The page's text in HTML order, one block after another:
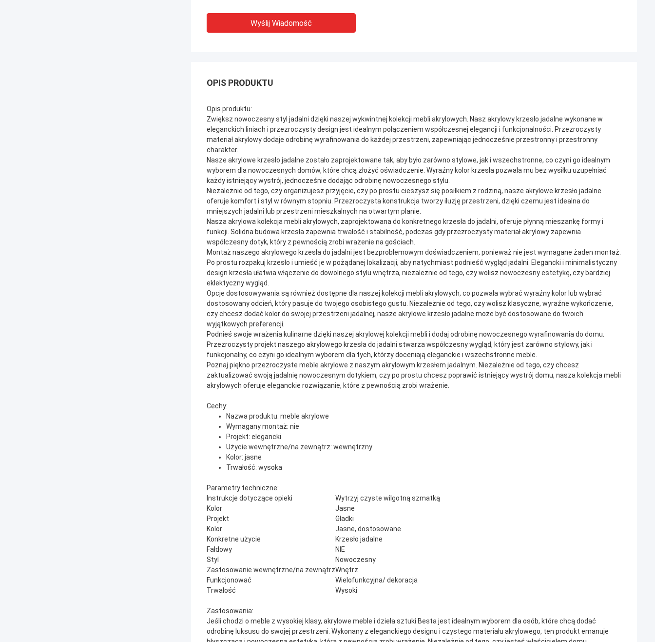
Wyślij Wiadomość
OPIS PRODUKTU
Opis produktu:
Zwiększ nowoczesny styl jadalni dzięki naszej wykwintnej kolekcji mebli akrylowych. Nasz akrylowy krzesło jadalne wykonane w
eleganckich liniach i przezroczysty design jest idealnym połączeniem współczesnej elegancji i funkcjonalności. Przezroczysty
materiał akrylowy dodaje odrobinę wyrafinowania do każdej przestrzeni, zapewniając jednocześnie przestronny i przestronny
charakter.
Nasze akrylowe krzesło jadalne zostało zaprojektowane tak, aby było zarówno stylowe, jak i wszechstronne, co czyni go idealnym
wyborem dla nowoczesnych domów, które chcą złożyć oświadczenie. Wyraźny kolor krzesła pozwala mu bez wysiłku uzupełniać
każdy istniejący wystrój, jednocześnie dodając odrobinę nowoczesnego stylu.
Niezależnie od tego, czy organizujesz przyjęcie, czy po prostu cieszysz się posiłkiem z rodziną, nasze akrylowe krzesło jadalne
oferuje komfort i styl w równym stopniu. Przezroczysta konstrukcja tworzy iluzję przestrzeni, dzięki czemu jest idealna do
mniejszych jadalni lub przestrzeni mieszkalnych na otwartym planie.
Nasza akrylowa kolekcja mebli akrylowych, zaprojektowana do konkretnego krzesła do jadalni, oferuje płynną mieszankę formy i
funkcji. Solidna budowa krzesła zapewnia trwałość i stabilność, podczas gdy przezroczysty materiał akrylowy zapewnia
współczesny dotyk, który z pewnością zrobi wrażenie na gościach.
Montaż naszego akrylowego krzesła do jadalni jest bezproblemowym doświadczeniem, ponieważ nie jest wymagane żaden montaż.
Po prostu rozpakuj krzesło i umieść je w pożądanej lokalizacji, aby natychmiast podnieść wygląd jadalni. Elegancki i minimalistyczny
design krzesła ułatwia włączenie do dowolnego stylu wnętrza, niezależnie od tego, czy wolisz nowoczesny estetykę, czy bardziej
eklektyczny wygląd.
Opcje dostosowywania są również dostępne dla naszej kolekcji mebli akrylowych, co pozwala wybrać wyraźny kolor lub wybrać
dostosowany odcień, który pasuje do twojego osobistego gustu. Niezależnie od tego, czy wolisz klasyczne, wyraźne wykończenie,
czy chcesz dodać kolor do swojej przestrzeni jadalnej, nasze akrylowe krzesło jadalne może być dostosowane do twoich
wyjątkowych preferencji.
Podnieś swoje wrażenia kulinarne dzięki naszej akrylowej kolekcji mebli i dodaj odrobinę nowoczesnego wyrafinowania do domu.
Przezroczysty projekt naszego akrylowego krzesła do jadalni stwarza współczesny wygląd, który jest zarówno stylowy, jak i
funkcjonalny, co czyni go idealnym wyborem dla tych, którzy doceniają eleganckie i wszechstronne meble.
Poznaj piękno przezroczyste meble akrylowe z naszym akrylowym krzesłem jadalnym. Niezależnie od tego, czy chcesz
zaktualizować swoją jadalnię nowoczesnym dotykiem, czy po prostu chcesz poprawić istniejący wystrój domu, nasza kolekcja mebli
akrylowych oferuje eleganckie rozwiązanie, które z pewnością zrobi wrażenie.
Cechy:
Nazwa produktu: meble akrylowe
Wymagany montaż: nie
Projekt: elegancki
Użycie wewnętrzne/na zewnątrz: wewnętrzny
Kolor: jasne
Trwałość: wysoka
Parametry techniczne:
Instrukcje dotyczące opieki
Wytrzyj czyste wilgotną szmatką
Kolor
Jasne
Projekt
Gładki
Kolor
Jasne, dostosowane
Konkretne użycie
Krzesło jadalne
Fałdowy
NIE
Styl
Nowoczesny
Zastosowanie wewnętrzne/na zewnątrzWnętrz
Funkcjonować
Wielofunkcyjna/ dekoracja
Trwałość
Wysoki
Zastosowania:
Jeśli chodzi o meble z wysokiej klasy, akrylowe meble i dzieła sztuki Besta jest idealnym wyborem dla osób, które chcą dodać
odrobinę luksusu do swojej przestrzeni. Wykonany z eleganckiego designu i czystego materiału akrylowego, ten produkt emanuje